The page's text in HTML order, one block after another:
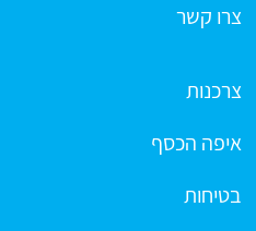
צרו קשר
צרכנות
איפה הכסף
בטיחות